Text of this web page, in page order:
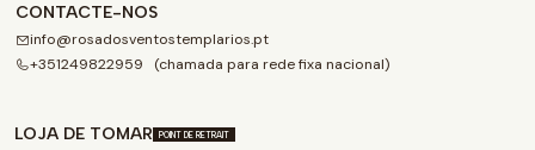
CONTACTE-NOS
info@rosadosventostemplarios.pt
+351249822959 (chamada para rede fixa nacional)
LOJA DE TOMAR POINT DE RETRAIT